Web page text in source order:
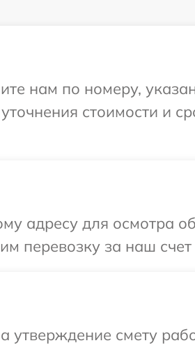
нам по номеру,
стоимости и
адресу для осмотра
перевозку за наш
смету